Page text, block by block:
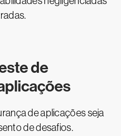
de
de aplicações seja
de desafios.